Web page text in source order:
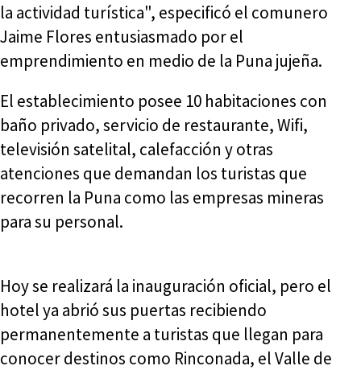
la actividad turística", especificó el comunero
Jaime Flores entusiasmado por el
emprendimiento en medio de la Puna jujeña.
El establecimiento posee 10 habitaciones con
baño privado, servicio de restaurante, Wifi,
televisión satelital, calefacción y otras
atenciones que demandan los turistas que
recorren la Puna como las empresas mineras
para su personal.
Hoy se realizará la inauguración oficial, pero el
hotel ya abrió sus puertas recibiendo
permanentemente a turistas que llegan para
conocer destinos como Rinconada, el Valle de